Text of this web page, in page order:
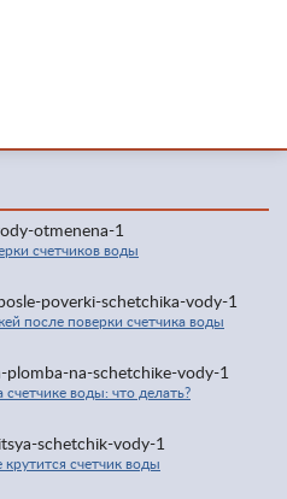
счетчиков воды
после поверки счетчика воды
воды: что делать?
счетчик воды